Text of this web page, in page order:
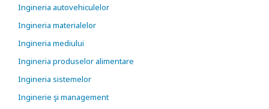
Ingineria autovehiculelor
Ingineria materialelor
Ingineria mediului
Ingineria produselor alimentare
Ingineria sistemelor
Inginerie şi management